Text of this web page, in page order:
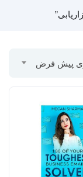
پیش فرض